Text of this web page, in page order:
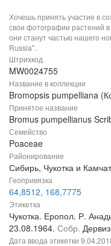
Хочешь принять участие в
свои фотографии растений
они станут частью нашего
Russia".
Штрихкод
MW0024755
Название в коллекции
Bromopsis pumpelliana
Принятое название
Bromus pumpellianus
Семейство
Poaceae
Районирование
Сибирь, Чукотка и
Геопривязка
64,8512, 168,7775
Этикетка
Чукотка. Еропол. Р.
23.08.1964. Собр.
Дата ввода этикетки